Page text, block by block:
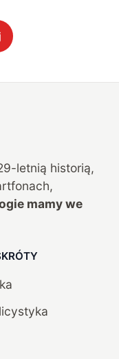
-letnią historią,
mamy we